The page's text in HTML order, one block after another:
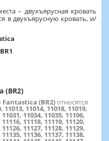
– двухъярусная кровать
в двухъярусную кровать, и/
(BR2)
(BR2)относятся
11013, 11014, 11018, 11019,
11034, 11035, 11106,
11118, 11119, 11120,
11127, 11128, 11129,
11136, 11137, 11138,